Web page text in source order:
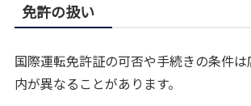
免許の扱い
国際運転免許証の可否や手続きの条件
内が異なることがあります。